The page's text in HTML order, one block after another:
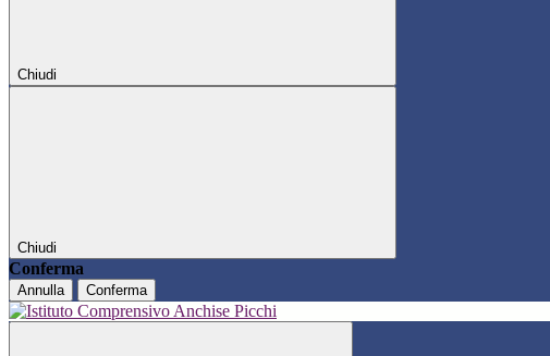
Chiudi
Chiudi
Conferma
Annulla Conferma